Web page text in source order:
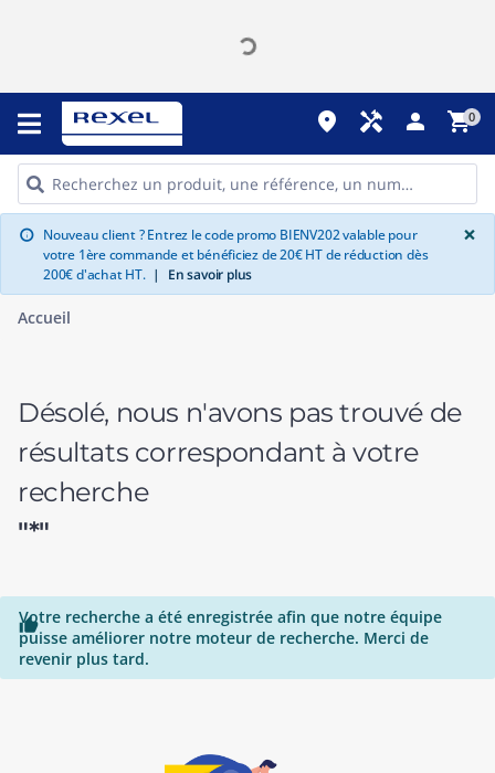
place handyman person shopping_cart0
info Nouveau client ? Entrez le code promo BIENV202 valable pour
votre 1ère commande et bénéficiez de 20€ HT de réduction dès
200€ d'achat HT. | En savoir plus
×
Accueil
Désolé, nous n'avons pas trouvé de
résultats correspondant à votre
recherche
"*"

Votre recherche a été enregistrée afin que notre équipe
puisse améliorer notre moteur de recherche. Merci de
revenir plus tard.